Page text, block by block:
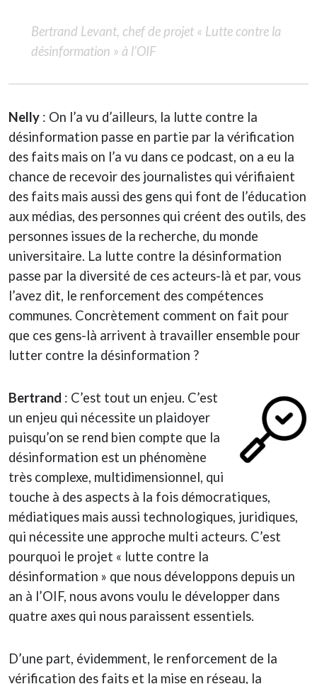
Bertrand Levant, chef de projet « Lutte contre la
désinformation » à l’OIF
Nelly : On l’a vu d’ailleurs, la lutte contre la
désinformation passe en partie par la vérification
des faits mais on l’a vu dans ce podcast, on a eu la
chance de recevoir des journalistes qui vérifiaient
des faits mais aussi des gens qui font de l’éducation
aux médias, des personnes qui créent des outils, des
personnes issues de la recherche, du monde
universitaire. La lutte contre la désinformation
passe par la diversité de ces acteurs-là et par, vous
l’avez dit, le renforcement des compétences
communes. Concrètement comment on fait pour
que ces gens-là arrivent à travailler ensemble pour
lutter contre la désinformation ?
Bertrand : C’est tout un enjeu. C’est
un enjeu qui nécessite un plaidoyer
puisqu’on se rend bien compte que la
désinformation est un phénomène
très complexe, multidimensionnel, qui
touche à des aspects à la fois démocratiques,
médiatiques mais aussi technologiques, juridiques,
qui nécessite une approche multi acteurs. C’est
pourquoi le projet « lutte contre la
désinformation » que nous développons depuis un
an à l’OIF, nous avons voulu le développer dans
quatre axes qui nous paraissent essentiels.
D’une part, évidemment, le renforcement de la
vérification des faits et la mise en réseau, la